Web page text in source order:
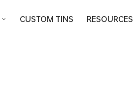
CUSTOM TINS RESOURCES